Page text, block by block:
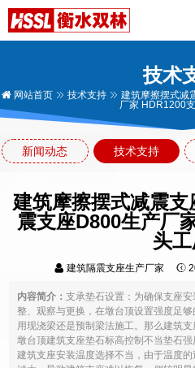
技术
网站首页 技术支持
建筑摩擦摆式减
厂家 HDR1200
新闻动态 技术支持
建筑摩擦摆式减震
震支座D800生产厂
头
建筑隔震支座生产厂家
内容简介：支承垫石设置：为确保支座
整、观察与更换，在墩台顶设置强度足
用现浇梁还是预制梁法施工。那么建筑
墩台顶建筑支座垫石标高控制不当垫石
建筑支座安装温度选择不当，由于温度